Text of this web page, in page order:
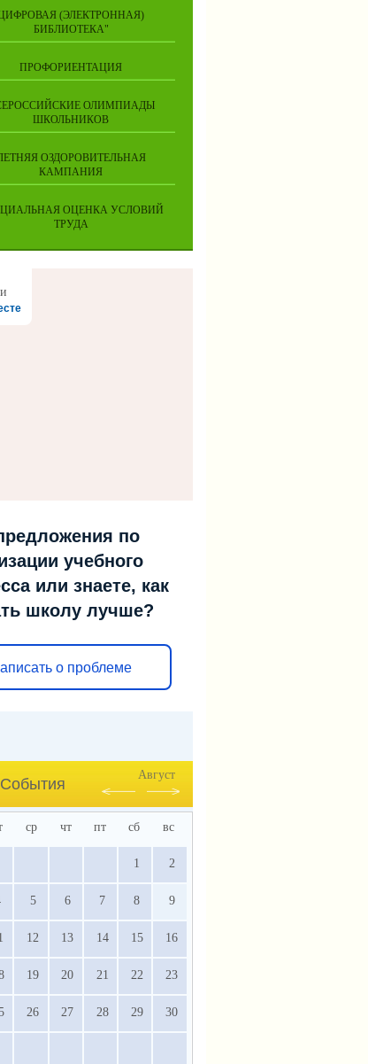
(ЭЛЕКТРОННАЯ)
БИБЛИОТЕКА"
ПРОФОРИЕНТАЦИЯ
ОЛИМПИАДЫ
ШКОЛЬНИКОВ
ОЗДОРОВИТЕЛЬНАЯ
КАМПАНИЯ
ОЦЕНКА УСЛОВИЙ
ТРУДА
по
учебного
или знаете, как
школу лучше?
о проблеме
События
Август
ср чт пт сб вс
1 2
5 6 7 8 9
12 13 14 15 16
19 20 21 22 23
26 27 28 29 30